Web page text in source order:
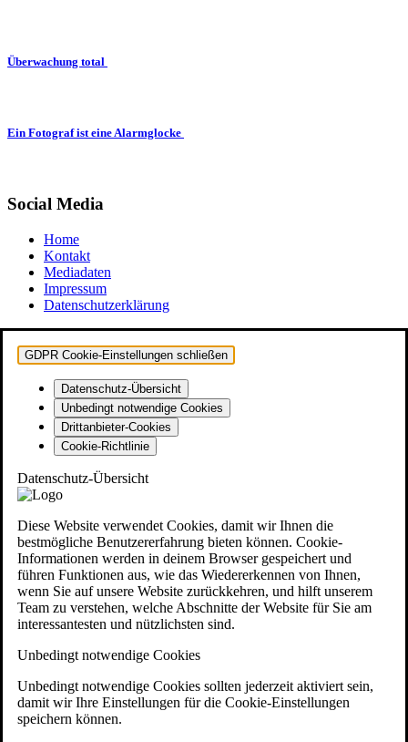
Überwachung total
Ein Fotograf ist eine Alarmglocke
Social Media
Home
Kontakt
Mediadaten
Impressum
Datenschutzerklärung
GDPR Cookie-Einstellungen schließen
Datenschutz-Übersicht
Unbedingt notwendige Cookies
Drittanbieter-Cookies
Cookie-Richtlinie
Datenschutz-Übersicht
Diese Website verwendet Cookies, damit wir Ihnen die
bestmögliche Benutzererfahrung bieten können. Cookie-
Informationen werden in deinem Browser gespeichert und
führen Funktionen aus, wie das Wiedererkennen von Ihnen,
wenn Sie auf unsere Website zurückkehren, und hilft unserem
Team zu verstehen, welche Abschnitte der Website für Sie am
interessantesten und nützlichsten sind.
Unbedingt notwendige Cookies
Unbedingt notwendige Cookies sollten jederzeit aktiviert sein,
damit wir Ihre Einstellungen für die Cookie-Einstellungen
speichern können.